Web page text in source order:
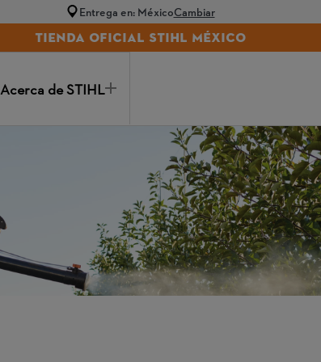
Entrega en: MéxicoCambiar
TIENDA OFICIAL STIHL MÉXICO
Acerca de STIHL